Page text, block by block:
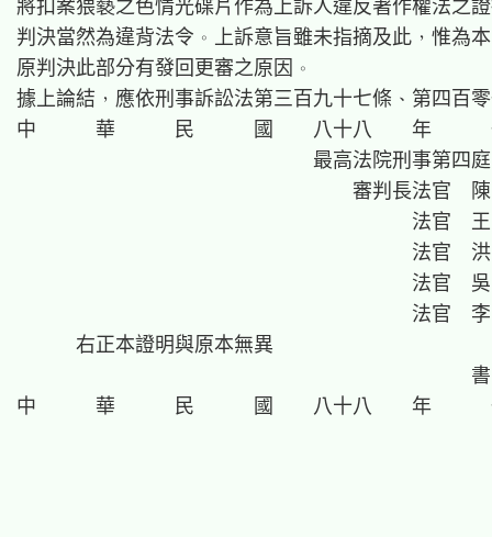
將扣案猥褻之色情光碟片作為上訴人違反著作權法之
判決當然為違背法令。上訴意旨雖未指摘及此，惟為
原判決此部分有發回更審之原因。
據上論結，應依刑事訴訟法第三百九十七條、第四百
中      華      民      國    八十八    年
                              最高法院刑事第四庭
審判長法官
法官
法官
法官
法官
      右正本證明與原本無異
中      華      民      國    八十八    年